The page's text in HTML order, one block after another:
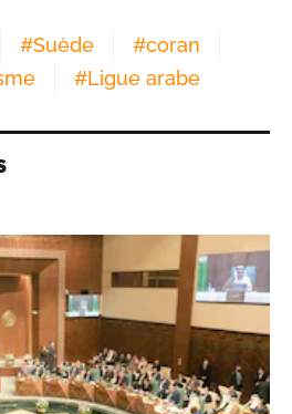
#Suède #coran
#Ligue arabe